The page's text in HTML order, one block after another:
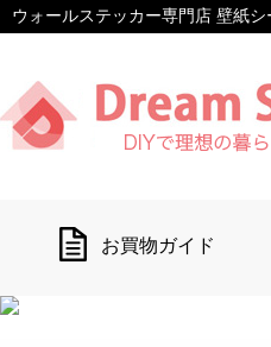
ウォールステッカー専門店 壁紙シ
お買物ガイド